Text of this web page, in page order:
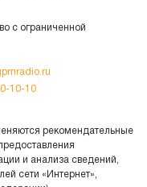
с ограниченной
10-10
рекомендательные
и анализа сведений,
сети «Интернет»,